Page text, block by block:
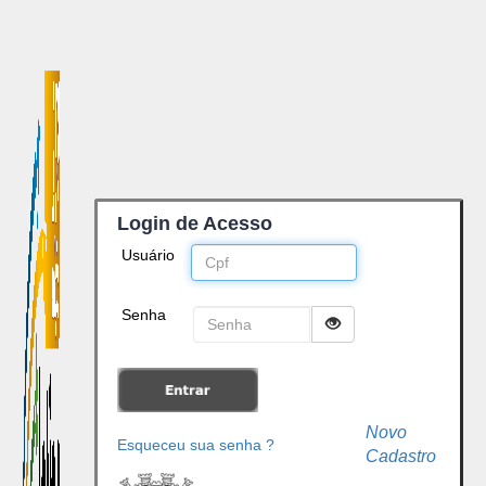
Login de Acesso
Usuário
Senha
Esqueceu sua senha ?
Novo
Cadastro